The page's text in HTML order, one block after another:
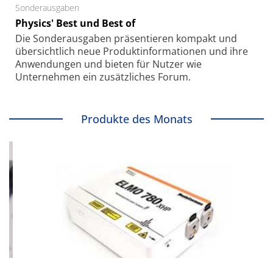
Sonderausgaben
Physics' Best und Best of
Die Sonder­ausgaben präsentieren kompakt und
übersichtlich neue Produkt­informationen und ihre
Anwendungen und bieten für Nutzer wie
Unternehmen ein zusätzliches Forum.
Produkte des Monats